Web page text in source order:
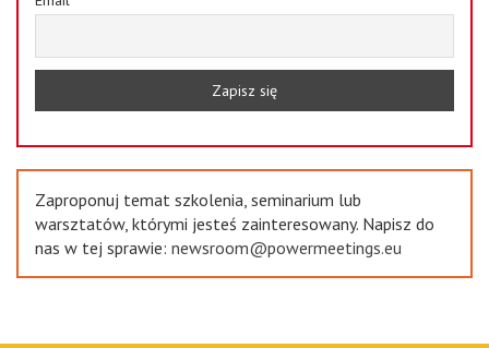
Zaproponuj temat szkolenia, seminarium lub
warsztatów, którymi jesteś zainteresowany. Napisz do
nas w tej sprawie: newsroom@powermeetings.eu